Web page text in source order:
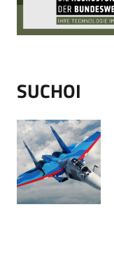
SUCHOI